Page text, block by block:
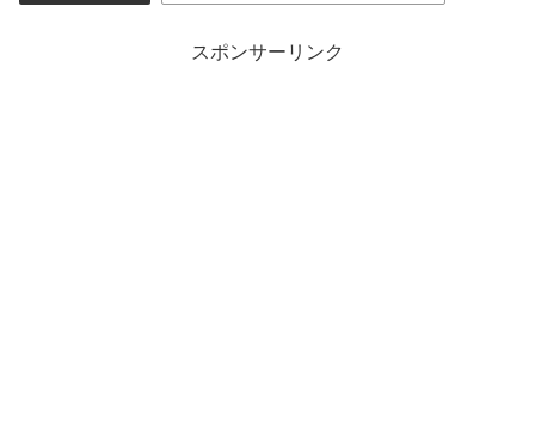
スポンサーリンク